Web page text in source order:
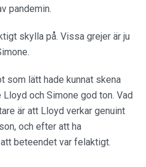
pandemin.
skylla på. Vissa grejer är ju
som lätt hade kunnat skena
och Simone god ton. Vad
är att Lloyd verkar genuint
och efter att ha
beteendet var felaktigt.